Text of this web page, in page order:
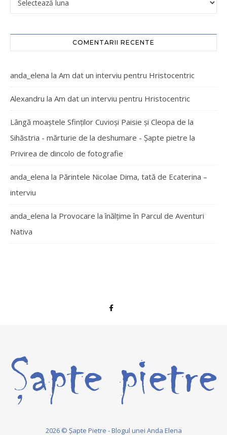
COMENTARII RECENTE
anda_elena la Am dat un interviu pentru Hristocentric
Alexandru la Am dat un interviu pentru Hristocentric
Lângă moaștele Sfinților Cuvioși Paisie și Cleopa de la
Sihăstria - mărturie de la deshumare - Şapte pietre la
Privirea de dincolo de fotografie
anda_elena la Părintele Nicolae Dima, tată de Ecaterina –
interviu
anda_elena la Provocare la înălțime în Parcul de Aventuri
Nativa
2026 © Șapte Pietre - Blogul unei Anda Elena